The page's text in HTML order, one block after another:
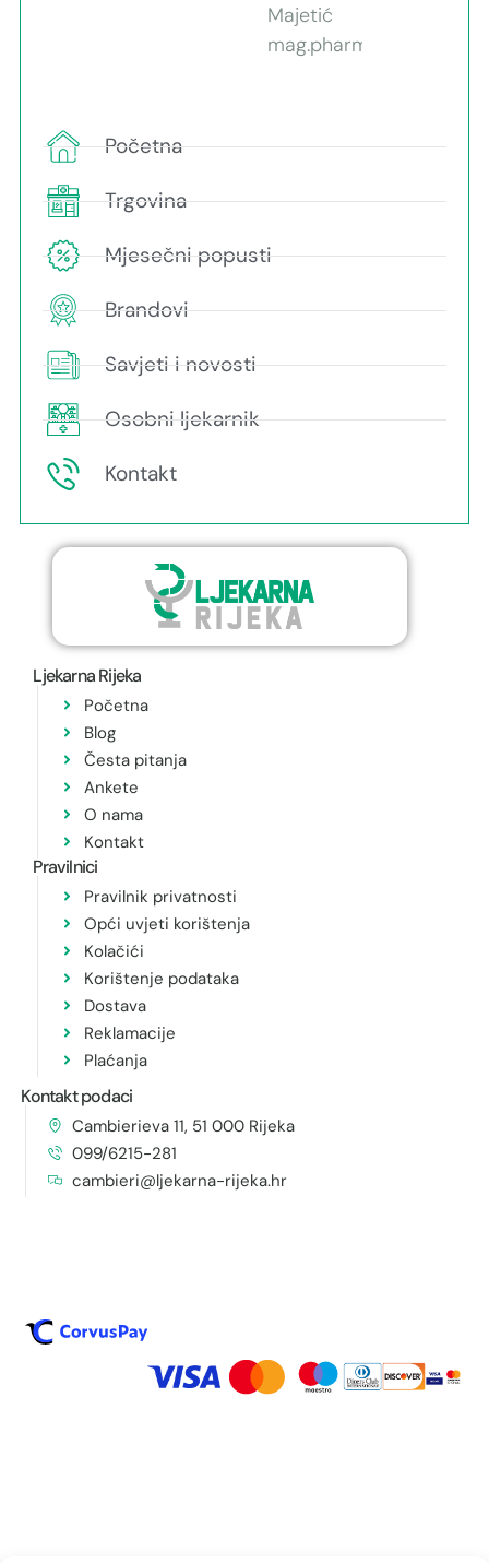
Majetić
mag.pharm.
Početna
Trgovina
Mjesečni popusti
Brandovi
Savjeti i novosti
Osobni ljekarnik
Kontakt
Ljekarna Rijeka
Početna
Blog
Česta pitanja
Ankete
O nama
Kontakt
Pravilnici
Pravilnik privatnosti
Opći uvjeti korištenja
Kolačići
Korištenje podataka
Dostava
Reklamacije
Plaćanja
Kontakt podaci
Cambierieva 11, 51 000 Rijeka
099/6215-281
cambieri@ljekarna-rijeka.hr